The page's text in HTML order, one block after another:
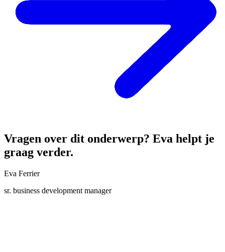
Vragen over dit onderwerp? Eva helpt je
graag verder.
Eva Ferrier
sr. business development manager